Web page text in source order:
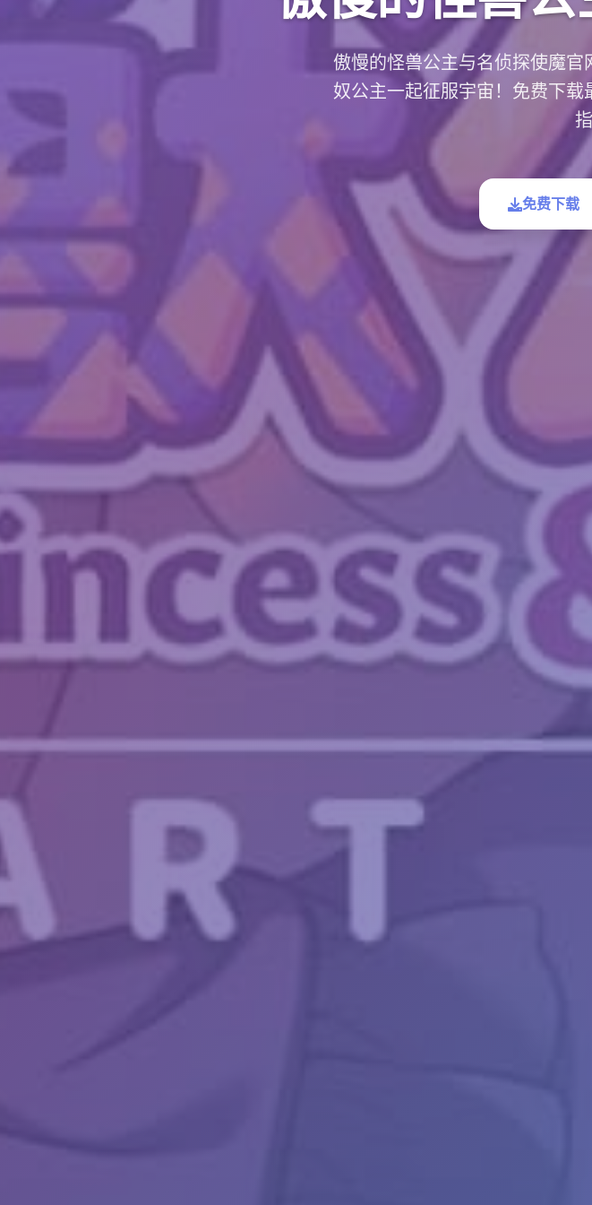
傲慢的怪兽公主与名侦探使魔
奴公主一起征服宇宙！免费下
免费下载